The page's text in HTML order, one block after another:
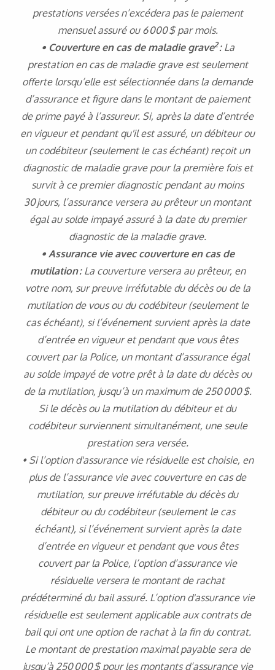
prestations versées n’excédera pas le paiement
mensuel assuré ou 6 000 $ par mois.
• Couverture en cas de maladie grave2:La
prestation en cas de maladie grave est seulement
offerte lorsqu’elle est sélectionnée dans la demande
d’assurance et figure dans le montant de paiement
de prime payé à l’assureur. Si, après la date d’entrée
en vigueur et pendant qu'il est assuré, un débiteur ou
un codébiteur (seulement le cas échéant) reçoit un
diagnostic de maladie grave pour la première fois et
survit à ce premier diagnostic pendant au moins
30 jours, l’assurance versera au prêteur un montant
égal au solde impayé assuré à la date du premier
diagnostic de la maladie grave.
• Assurance vie avec couverture en cas de
mutilation :La couverture versera au prêteur, en
votre nom, sur preuve irréfutable du décès ou de la
mutilation de vous ou du codébiteur (seulement le
cas échéant), si l’événement survient après la date
d’entrée en vigueur et pendant que vous êtes
couvert par la Police, un montant d’assurance égal
au solde impayé de votre prêt à la date du décès ou
de la mutilation, jusqu’à un maximum de 250 000 $.
Si le décès ou la mutilation du débiteur et du
codébiteur surviennent simultanément, une seule
prestation sera versée.
• Si l’option d'assurance vie résiduelle est choisie, en
plus de l’assurance vie avec couverture en cas de
mutilation, sur preuve irréfutable du décès du
débiteur ou du codébiteur (seulement le cas
échéant), si l’événement survient après la date
d’entrée en vigueur et pendant que vous êtes
couvert par la Police, l’option d’assurance vie
résiduelle versera le montant de rachat
prédéterminé du bail assuré. L’option d'assurance vie
résiduelle est seulement applicable aux contrats de
bail qui ont une option de rachat à la fin du contrat.
Le montant de prestation maximal payable sera de
jusqu’à 250 000 $ pour les montants d’assurance vie